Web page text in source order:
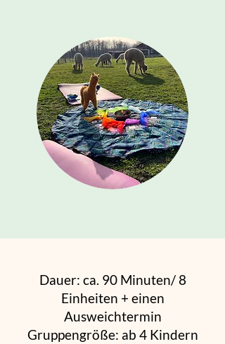
Dauer: ca. 90 Minuten/ 8
Einheiten + einen
Ausweichtermin
Gruppengröße: ab 4 Kindern